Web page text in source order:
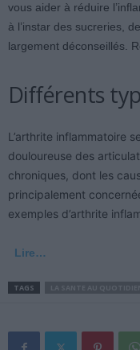
vous aider à réduire
à l’instar des sucreries,
largement déconseillés.
Différents
L’arthrite inflammatoire
douloureuse des
chroniques, dont les
principalement
exemples d’arthrite
Lire…
TAGS